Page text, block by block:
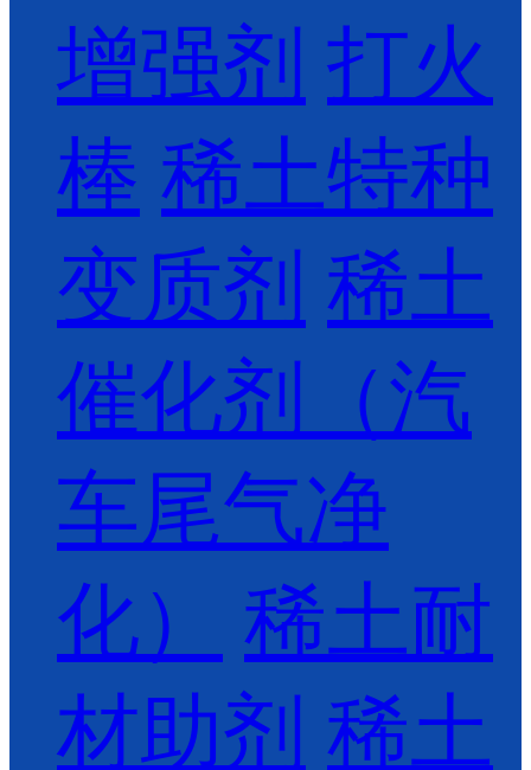
增强剂 打火
棒 稀土特种
变质剂 稀土
催化剂（汽
车尾气净
化）
稀土耐
材助剂 稀土